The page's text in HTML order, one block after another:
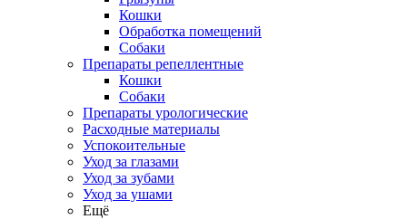
Кошки
Обработка помещений
Собаки
Препараты репеллентные
Кошки
Собаки
Препараты урологические
Расходные материалы
Успокоительные
Уход за глазами
Уход за зубами
Уход за ушами
Ещё